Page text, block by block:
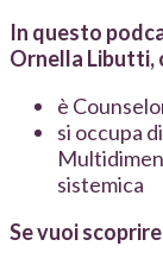
In questo
Ornella Libutti,
è
si occupa di
sistemica
Se vuoi